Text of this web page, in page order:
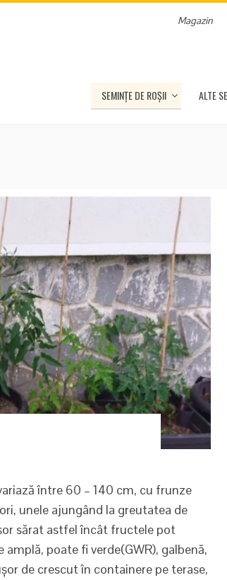
Magazin
SEMINȚE DE ROȘII ALTE
între 60 – 140 cm, cu frunze
unele ajungând la greutatea de
sărat astfel încât fructele pot
poate fi verde(GWR), galbenă,
de crescut în containere pe terase,